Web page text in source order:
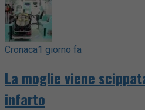
Cronaca1 giorno fa
La moglie viene
infarto